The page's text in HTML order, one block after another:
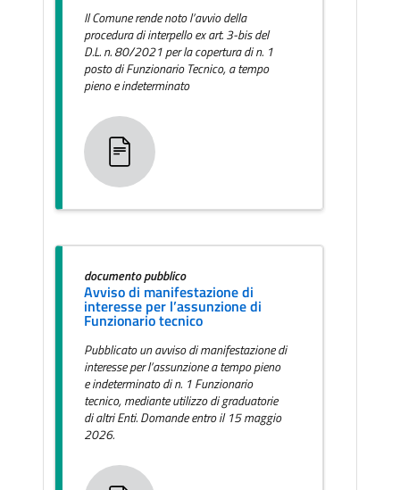
Il Comune rende noto l’avvio della
procedura di interpello ex art. 3-bis del
D.L. n. 80/2021 per la copertura di n. 1
posto di Funzionario Tecnico, a tempo
pieno e indeterminato
documento pubblico
Avviso di manifestazione di
interesse per l’assunzione di
Funzionario tecnico
Pubblicato un avviso di manifestazione di
interesse per l’assunzione a tempo pieno
e indeterminato di n. 1 Funzionario
tecnico, mediante utilizzo di graduatorie
di altri Enti. Domande entro il 15 maggio
2026.